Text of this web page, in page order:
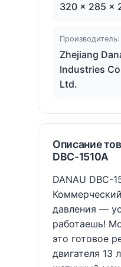
320 × 285 ×
Производитель:
Zhejiang
Industries
Ltd.
Описание
DBC-1510A
DANAU DBC-
давления —
работаешь!
это готовое
двигателя 13